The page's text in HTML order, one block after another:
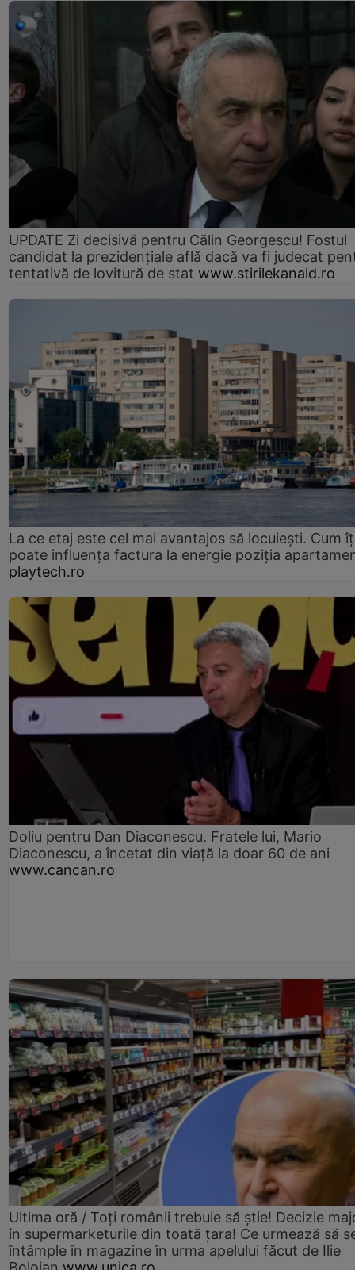
UPDATE Zi decisivă pentru Călin Georgescu! Fostul
candidat la prezidențiale află dacă va fi judecat
tentativă de lovitură de stat www.stirilekanald.ro
La ce etaj este cel mai avantajos să locuiești. Cum
poate influența factura la energie poziția
playtech.ro
Doliu pentru Dan Diaconescu. Fratele lui, Mario
Diaconescu, a încetat din viață la doar 60 de ani
www.cancan.ro
Ultima oră / Toți românii trebuie să știe! Decizie
în supermarketurile din toată țara! Ce urmează să
întâmple în magazine în urma apelului făcut de Ilie